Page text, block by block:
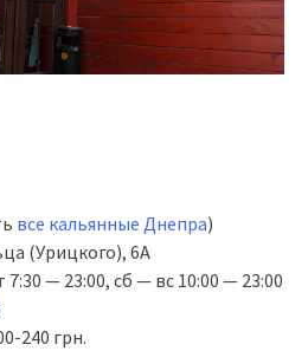
все кальянные Днепра)
(Урицкого), 6А
— 23:00, сб — вс 10:00 — 23:00
240 грн.